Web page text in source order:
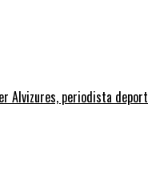
Alvizures, periodista